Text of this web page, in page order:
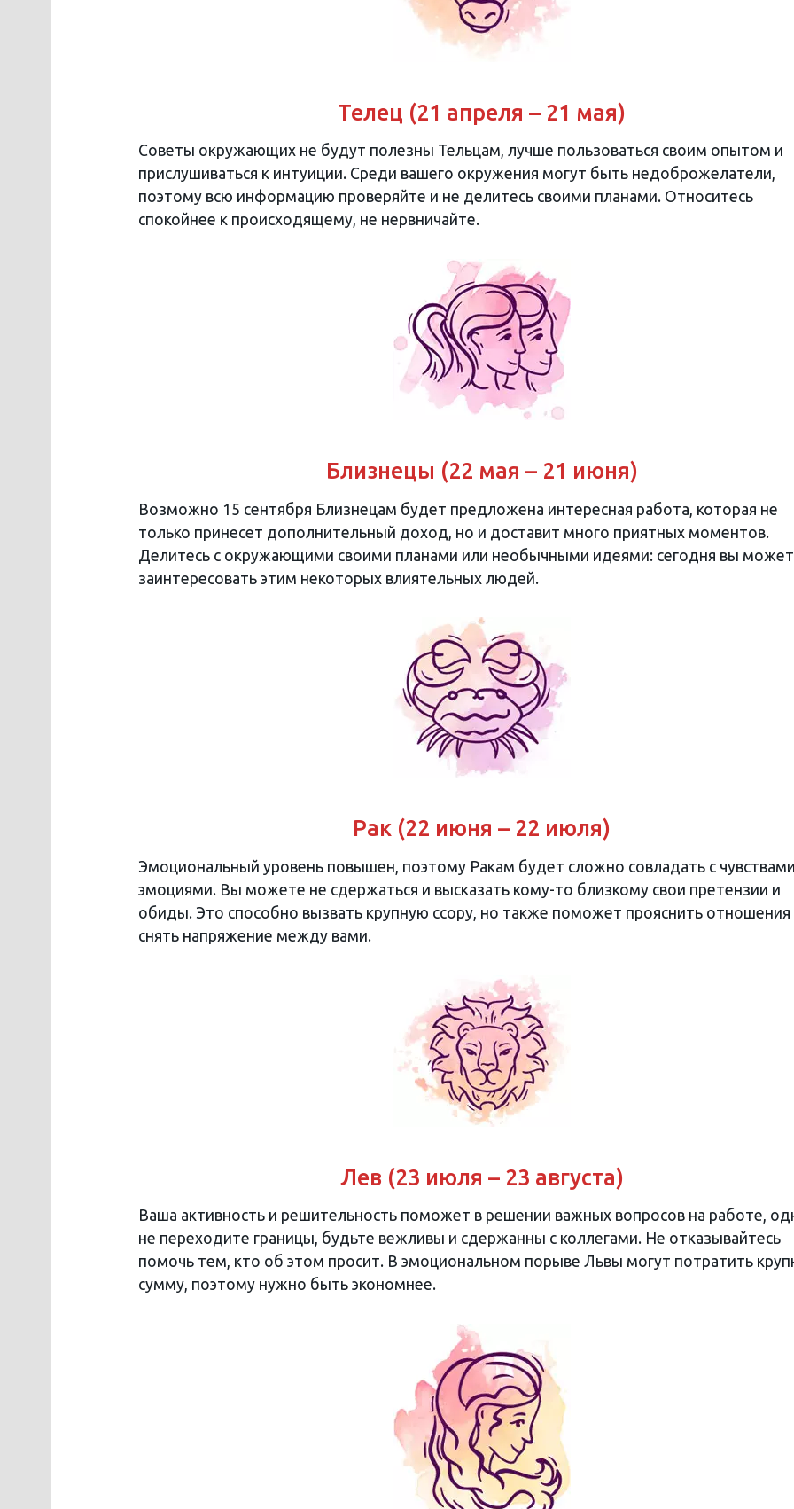
Телец (21 апреля – 21 мая)
Советы окружающих не будут полезны Тельцам, лучше пользоваться своим опытом и
прислушиваться к интуиции. Среди вашего окружения могут быть недоброжелатели,
поэтому всю информацию проверяйте и не делитесь своими планами. Относитесь
спокойнее к происходящему, не нервничайте.
Близнецы (22 мая – 21 июня)
Возможно 15 сентября Близнецам будет предложена интересная работа, которая не
только принесет дополнительный доход, но и доставит много приятных моментов.
Делитесь с окружающими своими планами или необычными идеями: сегодня вы
заинтересовать этим некоторых влиятельных людей.
Рак (22 июня – 22 июля)
Эмоциональный уровень повышен, поэтому Ракам будет сложно совладать с
эмоциями. Вы можете не сдержаться и высказать кому-то близкому свои претензии и
обиды. Это способно вызвать крупную ссору, но также поможет прояснить отношения
снять напряжение между вами.
Лев (23 июля – 23 августа)
Ваша активность и решительность поможет в решении важных вопросов на работе,
не переходите границы, будьте вежливы и сдержанны с коллегами. Не отказывайтесь
помочь тем, кто об этом просит. В эмоциональном порыве Львы могут потратить
сумму, поэтому нужно быть экономнее.